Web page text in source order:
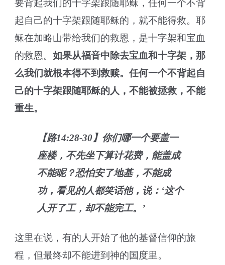
要背起我们的十字架跟随耶稣，任何一个不背
起自己的十字架跟随耶稣的，就不能得救。耶
稣在加略山带给我们的救恩，是十字架和宝血
的救恩。如果从福音中除去宝血和十字架，那
么我们就根本得不到救赎。任何一个不背起自
己的十字架跟随耶稣的人，不能被拯救，不能
重生。
【路14:28-30】你们哪一个要盖一
座楼，不先坐下算计花费，能盖成
不能呢？恐怕安了地基，不能成
功，看见的人都笑话他，说：‘这个
人开了工，却不能完工。’
这里在说，有的人开始了他的基督信仰的旅
程，但最终却不能进到神的国度里。